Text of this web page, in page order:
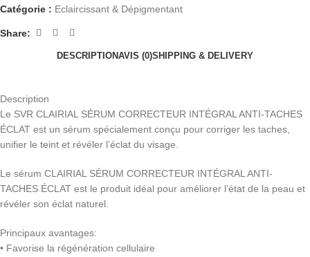
Catégorie : Eclaircissant & Dépigmentant
Share:
DESCRIPTIONAVIS (0)SHIPPING & DELIVERY
Description
Le SVR CLAIRIAL SÉRUM CORRECTEUR INTÉGRAL ANTI-TACHES
ÉCLAT est un sérum spécialement conçu pour corriger les taches,
unifier le teint et révéler l’éclat du visage.
Le sérum CLAIRIAL SÉRUM CORRECTEUR INTÉGRAL ANTI-
TACHES ÉCLAT est le produit idéal pour améliorer l’état de la peau et
révéler son éclat naturel.
Principaux avantages:
• Favorise la régénération cellulaire